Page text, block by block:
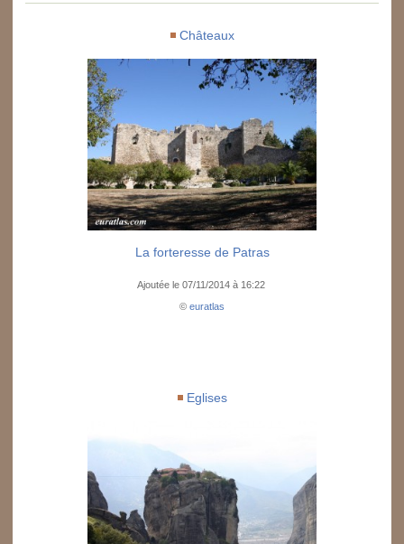
Châteaux
La forteresse de Patras
Ajoutée le 07/11/2014 à 16:22
© euratlas
Eglises